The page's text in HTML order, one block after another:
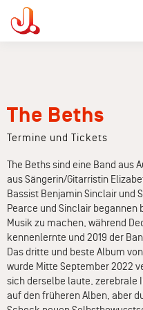
The Beths
Termine und Tickets
The Beths sind eine Band aus
aus Sängerin/Gitarristin
Bassist Benjamin Sinclair und
Pearce und Sinclair
Musik zu machen, während
kennenlernte und 2019 der
Das dritte und beste Album von
wurde Mitte September 2022
sich derselbe laute, zerebrale
auf den früheren Alben, aber